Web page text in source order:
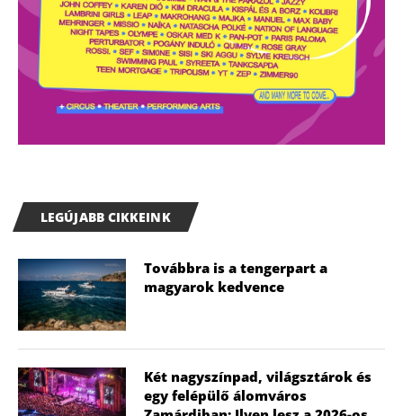
LEGÚJABB CIKKEINK
Továbbra is a tengerpart a
magyarok kedvence
Két nagyszínpad, világsztárok és
egy felépülő álomváros